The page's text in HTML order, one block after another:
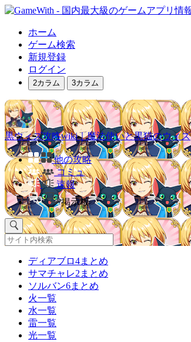
ホーム
ゲーム検索
新規登録
ログイン
2カラム 3カラム
黒ウィズ攻略wiki｜魔法使いと黒猫のウィズ
他の攻略
コミュ
速報
掲示板
ディアブロ4まとめ
サマチャレ2まとめ
ソルバン6まとめ
火一覧
水一覧
雷一覧
光一覧